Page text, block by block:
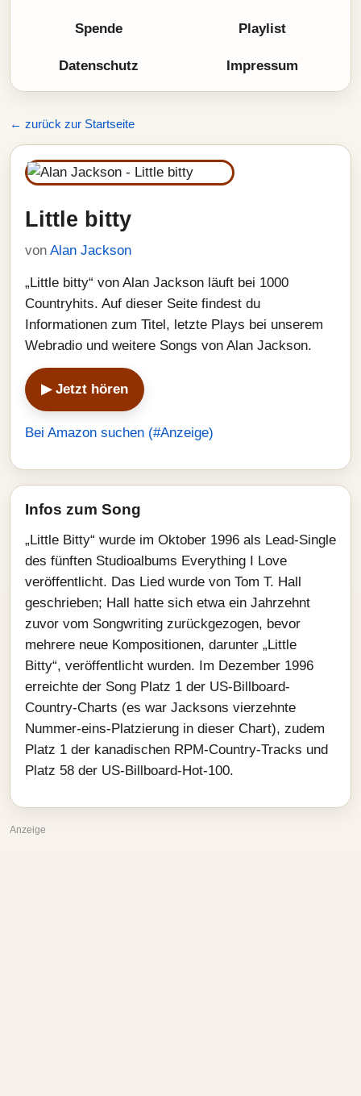
Spende Playlist
Datenschutz Impressum
← zurück zur Startseite
Little bitty
von Alan Jackson
„Little bitty“ von Alan Jackson läuft bei 1000
Countryhits. Auf dieser Seite findest du
Informationen zum Titel, letzte Plays bei unserem
Webradio und weitere Songs von Alan Jackson.
▶ Jetzt hören
Bei Amazon suchen (#Anzeige)
Infos zum Song
„Little Bitty“ wurde im Oktober 1996 als Lead-Single
des fünften Studioalbums Everything I Love
veröffentlicht. Das Lied wurde von Tom T. Hall
geschrieben; Hall hatte sich etwa ein Jahrzehnt
zuvor vom Songwriting zurückgezogen, bevor
mehrere neue Kompositionen, darunter „Little
Bitty“, veröffentlicht wurden. Im Dezember 1996
erreichte der Song Platz 1 der US-Billboard-
Country-Charts (es war Jacksons vierzehnte
Nummer-eins-Platzierung in dieser Chart), zudem
Platz 1 der kanadischen RPM-Country-Tracks und
Platz 58 der US-Billboard-Hot-100.
Anzeige